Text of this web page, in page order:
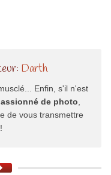
Darth
Enfin, s'il n'est
de photo
de vous transmettre